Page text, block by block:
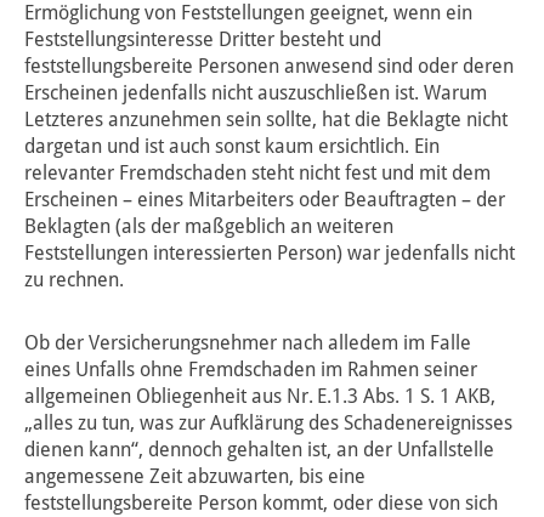
Ermöglichung von Feststellungen geeignet, wenn ein
Feststellungsinteresse Dritter besteht und
feststellungsbereite Personen anwesend sind oder deren
Erscheinen jedenfalls nicht auszuschließen ist. Warum
Letzteres anzunehmen sein sollte, hat die Beklagte nicht
dargetan und ist auch sonst kaum ersichtlich. Ein
relevanter Fremdschaden steht nicht fest und mit dem
Erscheinen – eines Mitarbeiters oder Beauftragten – der
Beklagten (als der maßgeblich an weiteren
Feststellungen interessierten Person) war jedenfalls nicht
zu rechnen.
Ob der Versicherungsnehmer nach alledem im Falle
eines Unfalls ohne Fremdschaden im Rahmen seiner
allgemeinen Obliegenheit aus Nr. E.1.3 Abs. 1 S. 1 AKB,
„alles zu tun, was zur Aufklärung des Schadenereignisses
dienen kann“, dennoch gehalten ist, an der Unfallstelle
angemessene Zeit abzuwarten, bis eine
feststellungsbereite Person kommt, oder diese von sich